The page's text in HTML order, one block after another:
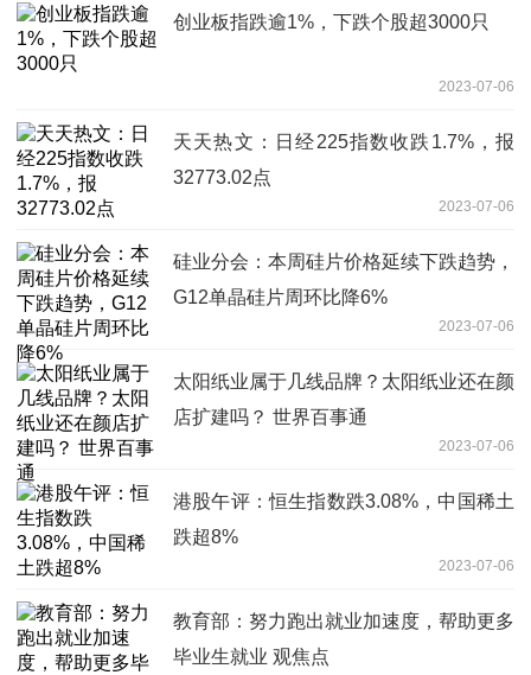
创业板指跌逾1%，下跌个股超3000只
2023-07-06
天天热文：日经225指数收跌1.7%，报
32773.02点
2023-07-06
硅业分会：本周硅片价格延续下跌趋势，
G12单晶硅片周环比降6%
2023-07-06
太阳纸业属于几线品牌？太阳纸业还在颜
店扩建吗？ 世界百事通
2023-07-06
港股午评：恒生指数跌3.08%，中国稀土
跌超8%
2023-07-06
教育部：努力跑出就业加速度，帮助更多
毕业生就业 观焦点